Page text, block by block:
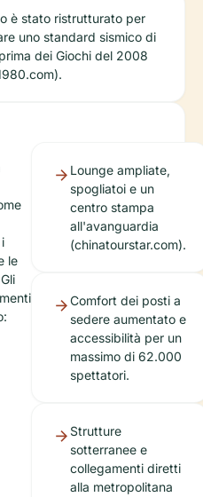
è stato ristrutturato per
uno standard sismico di
dei Giochi del 2008
le
Lounge ampliate,
spogliatoi e un
centro stampa
all'avanguardia
(chinatourstar.com).
Comfort dei posti a
sedere aumentato e
accessibilità per un
massimo di 62.000
spettatori.
Strutture
sotterranee e
collegamenti diretti
alla metropolitana